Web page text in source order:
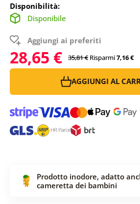
Disponibilità:
Disponibile
Aggiungi ai preferiti
28,65 € 35,81 € Risparmi7,16 €
AGGIUNGI AL
Prodotto inodore, adatto
cameretta dei bambini